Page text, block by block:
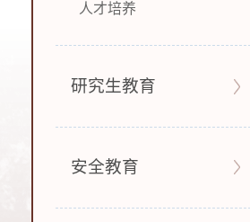
人才培养
研究生教育
安全教育